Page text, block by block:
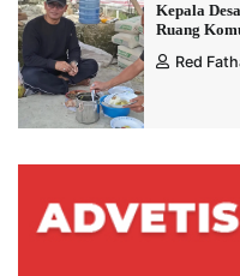
Kepala
Ruang
Red